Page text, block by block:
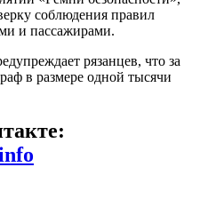
соблюдения правил
и пассажирами.
рязанцев, что за
в размере одной тысячи